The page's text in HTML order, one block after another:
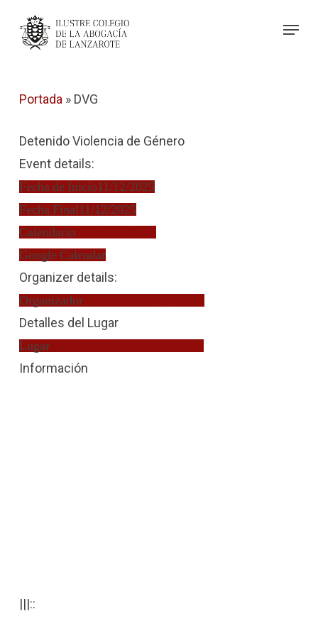
Menu
Portada » DVG
Detenido Violencia de Género
Event details:
Fecha de Inicio11/12/2025
Fecha Final 11/12/2025
Calendario
Google Calendar
Organizer details:
OrganizadorRoberto Brito de Ganzo
Detalles del Lugar
LugarDetenido Violencia de Género
Información
|||::